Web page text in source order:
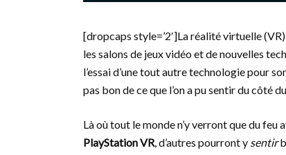
[dropcaps style=’2′]La réalité virtuelle
les salons de jeux vidéo et de nouvelles
l’essai d’une tout autre technologie pour
pas bon de ce que l’on a pu sentir du côté
Là où tout le monde n’y verront que du
PlayStation VR, d’autres pourront y sentir